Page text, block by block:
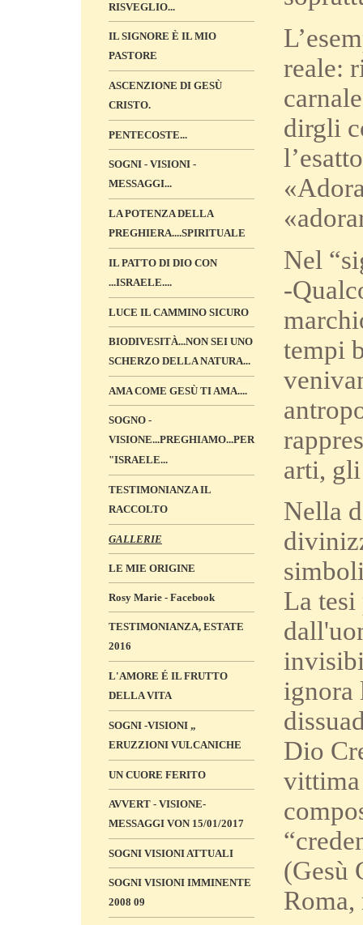
RISVEGLIO...
IL SIGNORE È IL MIO
PASTORE
ASCENZIONE DI GESÙ
CRISTO.
PENTECOSTE...
SOGNI - VISIONI -
MESSAGGI...
LA POTENZA DELLA
PREGHIERA....SPIRITUALE
IL PATTO DI DIO CON
...ISRAELE....
LUCE IL CAMMINO SICURO
BIODIVESITÀ...NON SEI UNO
SCHERZO DELLA NATURA...
AMA COME GESÙ TI AMA....
SOGNO -
VISIONE...PREGHIAMO...PER
"ISRAELE...
TESTIMONIANZA IL
RACCOLTO
GALLERIE
LE MIE ORIGINE
Rosy Marie - Facebook
TESTIMONIANZA, ESTATE
2016
L'AMORE É IL FRUTTO
DELLA VITA
SOGNI -VISIONI „
ERUZZIONI VULCANICHE
UN CUORE FERITO
AVVERT - VISIONE-
MESSAGGI VON 15/01/2017
SOGNI VISIONI ATTUALI
SOGNI VISIONI IMMINENTE
2008 09
reale:
dirgli
Nel
-
tempi
arti,
Nella
La
ignora
Dio
vittima
(Gesù
Roma,